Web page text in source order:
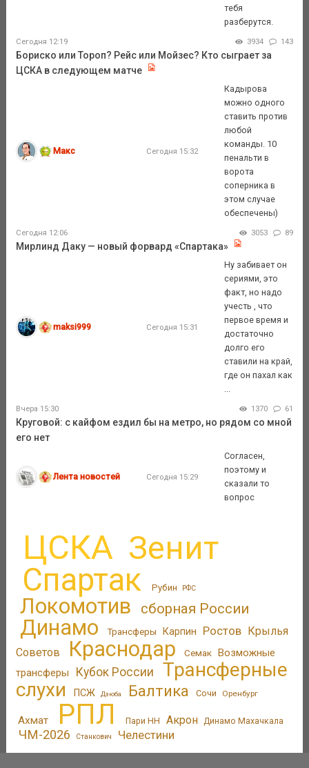
тебя
разберутся.
Сегодня 12:19 3934 143
Бориско или Тороп? Рейс или Мойзес? Кто сыграет за
ЦСКА в следующем матче
Макс Сегодня 15:32
Кадырова
можно одного
ставить против
любой
команды. 10
пенальти в
ворота
соперника в
этом случае
обеспечены)
Сегодня 12:06 3053 89
Мирлинд Даку — новый форвард «Спартака»
maksi999 Сегодня 15:31
Ну забивает он
сериями, это
факт, но надо
учесть , что
первое время и
достаточно
долго его
ставили на край,
где он пахал как
...
Вчера 15:30 1370 61
Круговой: с кайфом ездил бы на метро, но рядом со мной
его нет
Лента новостей Сегодня 15:29
Согласен,
поэтому и
сказали то
вопрос
ЦСКА Зенит
Спартак Рубин РФС
Локомотив сборная России
Динамо Трансферы Карпин Ростов Крылья
Советов
Краснодар Семак Возможные
трансферы
Кубок России
Трансферные
слухи
ПСЖ Дзюба Балтика Сочи Оренбург
Ахмат РПЛ Пари НН Акрон Динамо Махачкала
ЧМ-2026 Станкович Челестини